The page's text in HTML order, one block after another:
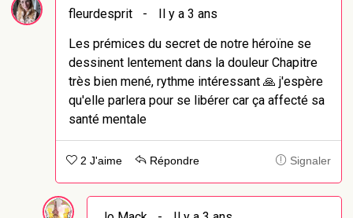
fleurdesprit -
Il y a 3 ans
Les prémices du secret de notre héroïne se
dessinent lentement dans la douleur Chapitre
très bien mené, rythme intéressant 🙏 j'espère
qu'elle parlera pour se libérer car ça affecté sa
santé mentale
2 J'aime Répondre Signaler